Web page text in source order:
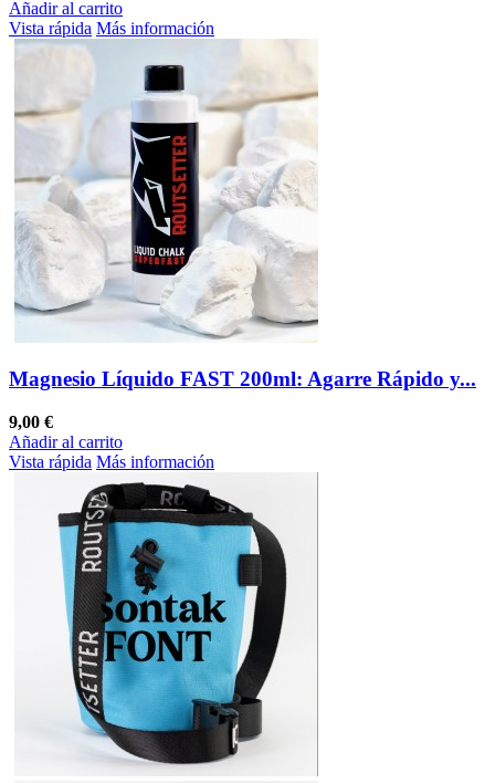
Añadir al carrito
Vista rápida Más información
Magnesio Líquido FAST 200ml: Agarre Rápido y...
9,00 €
Añadir al carrito
Vista rápida Más información